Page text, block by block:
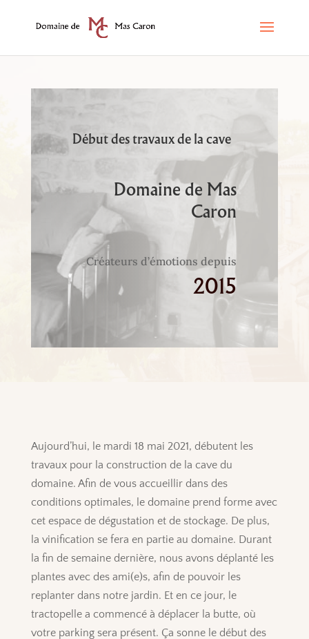
Début des travaux de la cave
Domaine de Mas
Caron
Créateurs d’émotions depuis
2015
Aujourd’hui, le mardi 18 mai 2021, débutent les
travaux pour la construction de la cave du
domaine. Afin de vous accueillir dans des
conditions optimales, le domaine prend forme avec
cet espace de dégustation et de stockage. De plus,
la vinification se fera en partie au domaine. Durant
la fin de semaine dernière, nous avons déplanté les
plantes avec des ami(e)s, afin de pouvoir les
replanter dans notre jardin. Et en ce jour, le
tractopelle a commencé à déplacer la butte, où
votre parking sera présent. Ça sonne le début des